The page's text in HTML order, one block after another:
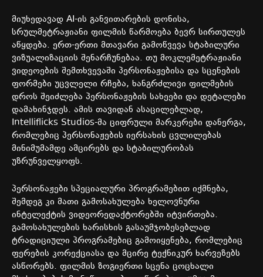
მიუხედავად AI-ის განვითარების დონისა,
სრულმეტრაჟიანი ფილმის წარმოება ბევრ სირთულეს
აწყდება. ერთ-ერთი მთავარი გამოწვევა სტაბილური
ვიზუალიზაციის შენარჩუნებაა. თუ მოკლემეტრაჟიანი
ვიდეოების შემთხვევაში პერსონაჟებისა და სცენების
ფორმები უცვლელი რჩება, ხანგრძლივი ფილმების
დროს შეიძლება პერსონაჟების სახეები და დეტალები
დამახინჯდეს. ამის თავიდან ასაცილებლად,
Intelliflicks Studios-მა ციფრული მარკერები დანერგა,
რომლებიც პერსონაჟების იერსახის ცვლილებას
მინიმუმამდე ამცირებს და სტაბილურობას
უზრუნველყოფს.
პერსონაჟები სპეციალური პროგრამებით იქმნება,
შემდეგ კი მათი გამოსახულება ხელოვნური
ინტელექტის ვიდეორედაქტორებში იტვირთება.
გამოსახულების ხარისხის გასაუმჯობესებლად
ტრადიციული პროგრამებიც გამოიყენება, რომლებიც
ფერების კორექციასა და მცირე ტექნიკურ ხარვეზებს
ასწორებს. ფილმის ზოგიერთი სცენა ცოცხალი